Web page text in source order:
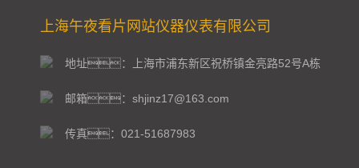
上海午夜看片网站仪器仪表有限公司
地址：上海市浦东新区祝桥镇金亮路52号A栋
邮箱：shjinz17@163.com
传真：021-51687983